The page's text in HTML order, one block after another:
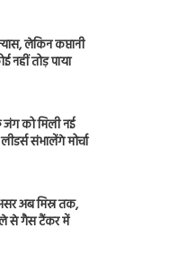
लेकिन कप्तानी
नहीं तोड़ पाया
को मिली नई
संभालेंगे मोर्चा
अब मिस्र तक,
से गैस टैंकर में